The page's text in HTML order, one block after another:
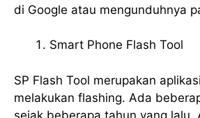
di Google atau mengunduhnya
Smart Phone Flash Tool
SP Flash Tool merupakan
melakukan flashing. Ada
sejak beberapa tahun yang